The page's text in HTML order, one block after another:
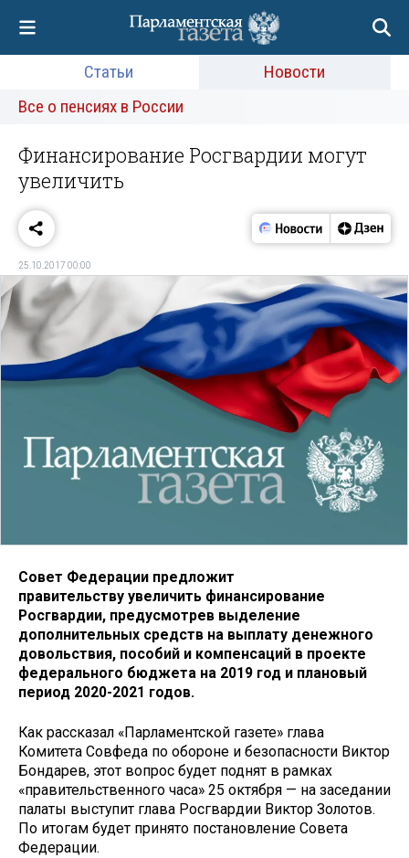
Статьи
Новости
Все о пенсиях в России
Финансирование Росгвардии могут
увеличить
25.10.2017 00:00
Совет Федерации предложит
правительству увеличить финансирование
Росгвардии, предусмотрев выделение
дополнительных средств на выплату денежного
довольствия, пособий и компенсаций в проекте
федерального бюджета на 2019 год и плановый
период 2020-2021 годов.
Как рассказал «Парламентской газете» глава
Комитета Совфеда по обороне и безопасности Виктор
Бондарев, этот вопрос будет поднят в рамках
«правительственного часа» 25 октября — на заседании
палаты выступит глава Росгвардии Виктор Золотов.
По итогам будет принято постановление Совета
Федерации.